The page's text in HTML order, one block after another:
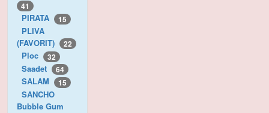
41
PIRATA 15
PLIVA
(FAVORIT)
22
Ploc 32
Saadet 64
SALAM 15
SANCHO
Bubble Gum